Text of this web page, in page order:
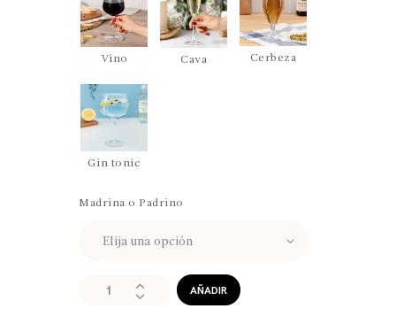
Vino Cava Cerbeza
Gin tonic
Madrina o Padrino
AÑADIR